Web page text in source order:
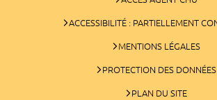
ACCESSIBILITÉ : PARTIELLEMENT
MENTIONS LÉGALES
PROTECTION DES DONNÉES
PLAN DU SITE